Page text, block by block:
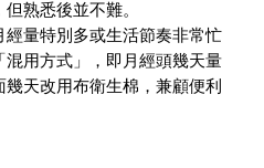
熟悉後並不難。
經量特別多或生活節奏非常忙
混用方式」，即月經頭幾天量
天改用布衛生棉，兼顧便利